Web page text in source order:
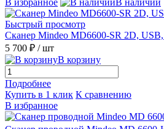
Быстрый просмотр
Сканер Mindeo MD6600-SR 2D,
5 700 ₽ / шт
В корзину
Подробнее
Купить в 1 клик К сравнению
В избранное